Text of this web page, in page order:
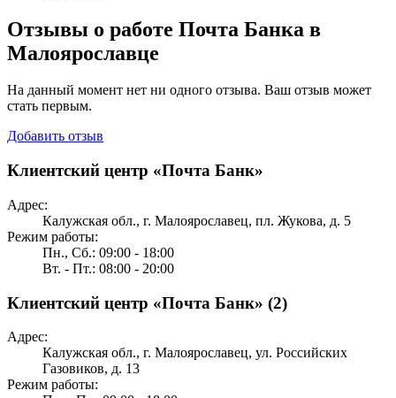
Отзывы о работе Почта Банка в
Малоярославце
На данный момент нет ни одного отзыва. Ваш отзыв может
стать первым.
Добавить отзыв
Клиентский центр «Почта Банк»
Адрес:
Калужская обл., г. Малоярославец, пл. Жукова, д. 5
Режим работы:
Пн., Сб.: 09:00 - 18:00
Вт. - Пт.: 08:00 - 20:00
Клиентский центр «Почта Банк» (2)
Адрес:
Калужская обл., г. Малоярославец, ул. Российских
Газовиков, д. 13
Режим работы: